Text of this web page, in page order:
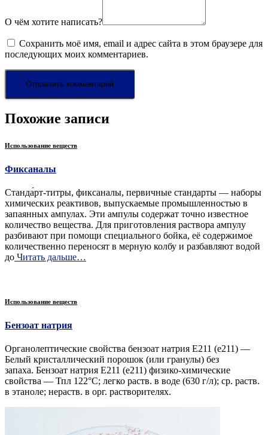
О чём хотите написать?
Сохранить моё имя, email и адрес сайта в этом браузере для
последующих моих комментариев.
Похожие записи
Использование веществ
Фиксаналы
Станда́рт-титры, фиксаналы, первичные стандарты — наборы
химических реактивов, выпускаемые промышленностью в
запаянных ампулах. Эти ампулы содержат точно известное
количество вещества. Для приготовления раствора ампулу
разбивают при помощи специального бойка, её содержимое
количественно переносят в мерную колбу и разбавляют водой
до Читать дальше…
Использование веществ
Бензоат натрия
Органолептические свойства бензоат натрия Е211 (e211) —
Белый кристаллический порошок (или гранулы) без
запаха. Бензоат натрия Е211 (e211) физико-химические
свойства — Тпл 122°С; легко раств. в воде (630 г/л); ср. раств.
в этаноле; нераств. в орг. растворителях.